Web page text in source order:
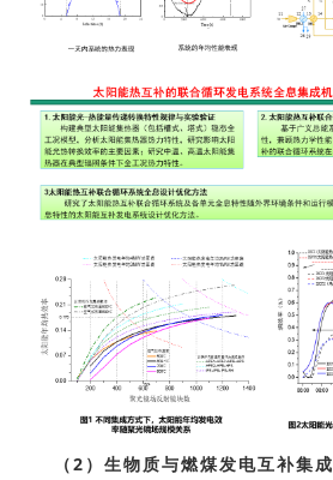
（2）生物质与燃煤发电互补集成